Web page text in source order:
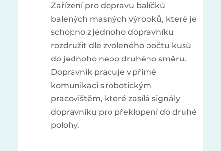
Zařízení pro dopravu balíčků
balených masných výrobků, které je
schopno z jednoho dopravníku
rozdružit dle zvolenéhopočtu kusů
do jednoho nebodruhéhosměru.
Dopravník pracuje v přímé
komunikaci s robotickým
pracovištěm, které zasílá signály
dopravníku pro překlopení do druhé
polohy.